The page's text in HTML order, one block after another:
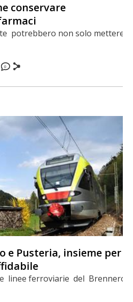
conservare
potrebbero non solo mettere a
0
e Pusteria, insieme per
linee ferroviarie del Brennero